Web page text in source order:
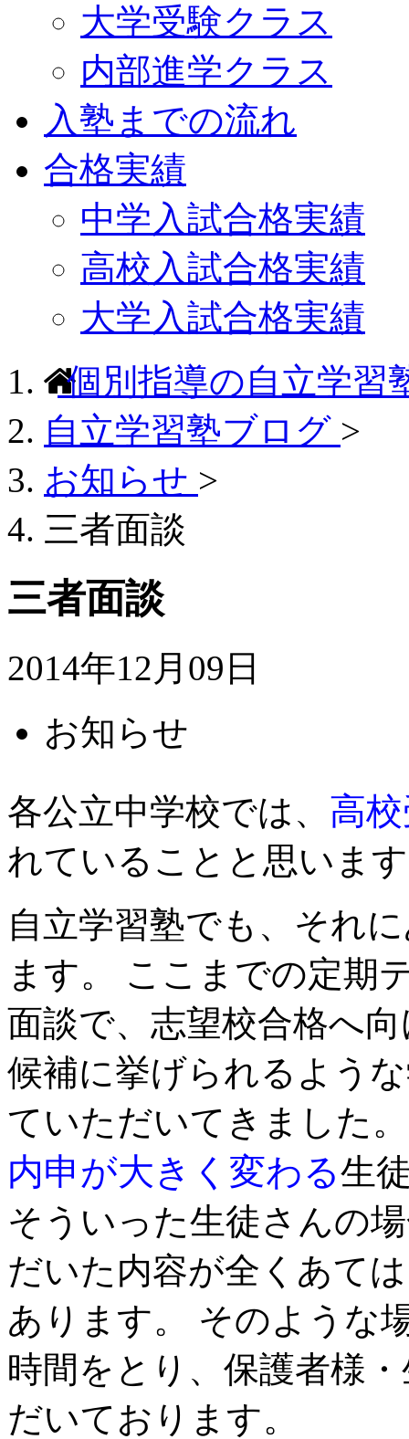
大学受験クラス
内部進学クラス
入塾までの流れ
合格実績
中学入試合格実績
高校入試合格実績
大学入試合格実績
個別指導の自立学習
自立学習塾ブログ >
お知らせ >
三者面談
三者面談
2014年12月09日
お知らせ
各公立中学校では、 高
れていることと思いま
自立学習塾でも、それ
ます。 ここまでの定期
面談で、志望校合格へ
候補に挙げられるよう
ていただいてきました
内申が大きく変わる生
そういった生徒さんの
だいた内容が全くあて
あります。 そのような
時間をとり、保護者様
だいております。